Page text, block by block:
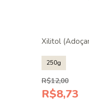
Xilitol
250g
R$12,00
R$8,73